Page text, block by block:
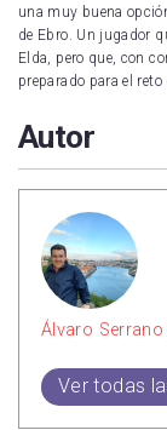
una muy buena
de Ebro. Un jugador
Elda, pero que, con
preparado para el
Autor
Álvaro Serrano
Ver todas